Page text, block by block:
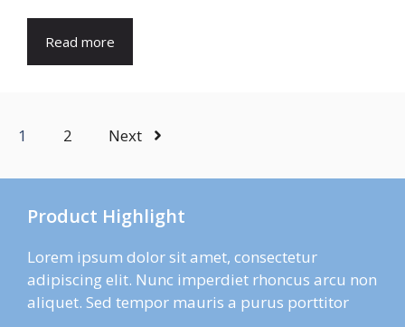
Read more
1 2 Next
Product Highlight
Lorem ipsum dolor sit amet, consectetur
adipiscing elit. Nunc imperdiet rhoncus arcu non
aliquet. Sed tempor mauris a purus porttitor